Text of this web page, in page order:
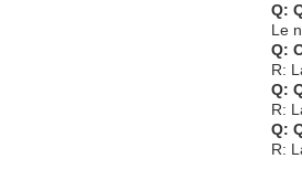
Q:
Le
Q:
R:
Q:
R:
Q:
R: